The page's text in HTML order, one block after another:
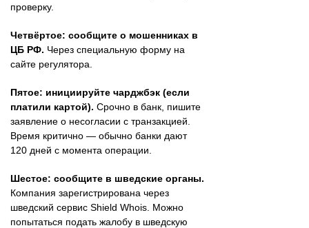
проверку.
Четвёртое: сообщите о мошенниках в
ЦБ РФ. Через специальную форму на
сайте регулятора.
Пятое: инициируйте чарджбэк (если
платили картой). Срочно в банк, пишите
заявление о несогласии с транзакцией.
Время критично — обычно банки дают
120 дней с момента операции.
Шестое: сообщите в шведские органы.
Компания зарегистрирована через
шведский сервис Shield Whois. Можно
попытаться подать жалобу в шведскую